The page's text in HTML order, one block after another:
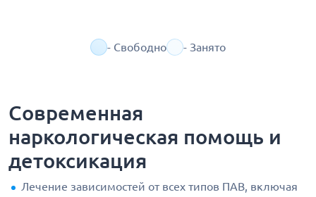
- Свободно - Занято
Современная
наркологическая помощь и
детоксикация
Лечение зависимостей от всех типов ПАВ, включая